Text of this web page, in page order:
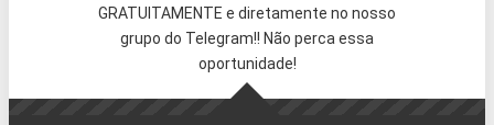
GRATUITAMENTE e diretamente no nosso
grupo do Telegram!! Não perca essa
oportunidade!